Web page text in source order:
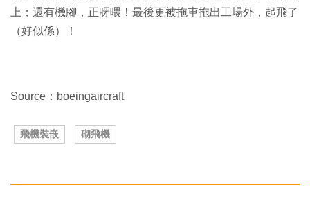
上；還有機腳，正呀喂！最後更被拖車拖出工場外，起飛了
（好似係）！
Source：boeingaircraft
飛機裝嵌 砌飛機